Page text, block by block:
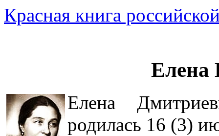
Красная книга
Елена
Елена
родилась 16 (3)